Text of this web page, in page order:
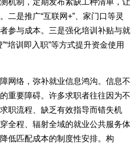
机制，定期发布紧缺工种清单，让
二是推广“互联网+”、家门口等灵
参与成本。三是强化培训补贴与就
培训即入职”等方式提升资金使用
络，弥补就业信息鸿沟。信息不
重要障碍。许多求职者往往因为不
职流程、缺乏有效指导而错失机
全程、辐射全域的就业公共服务体
低匹配成本的制度性安排。构